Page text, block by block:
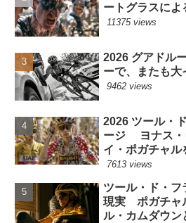
ートグラスによ
11375 views
2026 グアドル
ーで、またも大
9462 views
2026 ツール・
ージ ヨナス・
イ・ポガチャル
7613 views
ツール・ド・フ
現実 ポガチャ
ル・カムダウン